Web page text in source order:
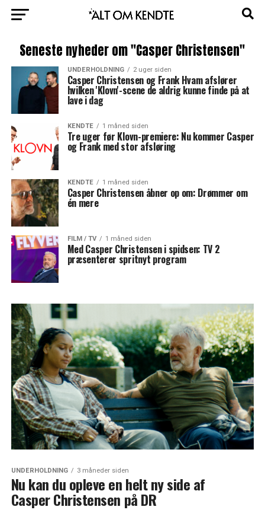
Seneste nyheder om "Casper Christensen"
UNDERHOLDNING 2 uger siden
Casper Christensen og Frank Hvam afslører
hvilken 'Klovn'-scene de aldrig kunne finde på at
lave i dag
KENDTE 1 måned siden
Tre uger før Klovn-premiere: Nu kommer Casper
og Frank med stor afsløring
KENDTE 1 måned siden
Casper Christensen åbner op om: Drømmer om
én mere
FILM / TV 1 måned siden
Med Casper Christensen i spidsen: TV 2
præsenterer spritnyt program
UNDERHOLDNING 3 måneder siden
Nu kan du opleve en helt ny side af
Casper Christensen på DR